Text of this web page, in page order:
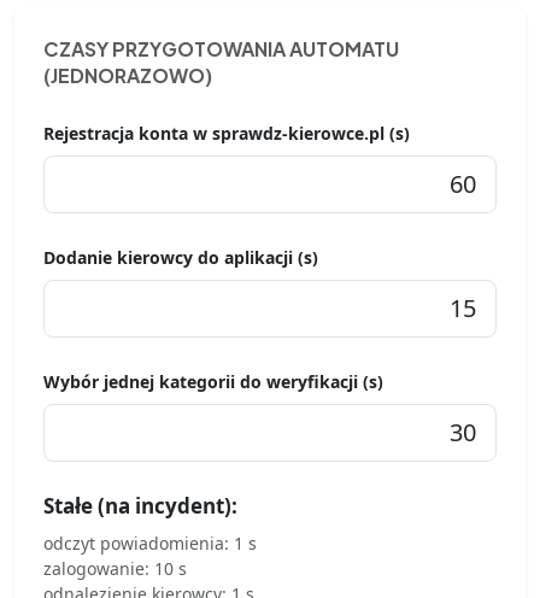
CZASY PRZYGOTOWANIA AUTOMATU
(JEDNORAZOWO)
Rejestracja konta w sprawdz-kierowce.pl (s)
Dodanie kierowcy do aplikacji (s)
Wybór jednej kategorii do weryfikacji (s)
Stałe (na incydent):
odczyt powiadomienia: 1 s
zalogowanie: 10 s